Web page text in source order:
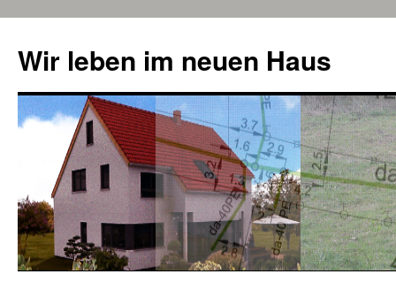
springen
Wir leben im neuen Haus